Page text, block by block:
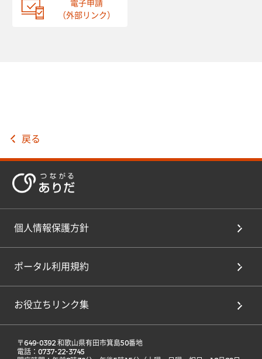
電子申請
（外部リンク）
戻る
個人情報保護方針
ポータル利用規約
お役立ちリンク集